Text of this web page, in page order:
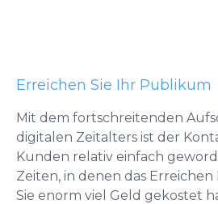
Erreichen Sie Ihr Publikum
Mit dem fortschreitenden
digitalen Zeitalters ist der
Kunden relativ einfach
Zeiten, in denen das
Sie enorm viel Geld gekostet